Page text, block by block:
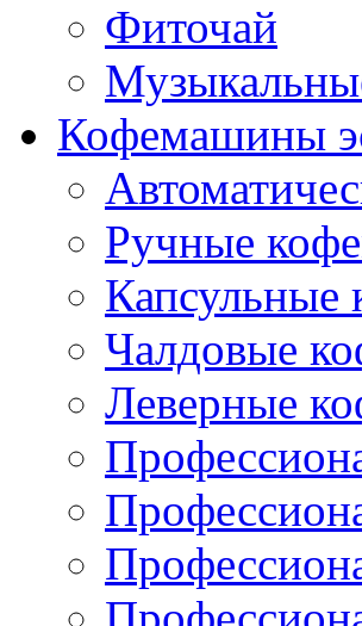
Фиточай
Кофемашины
Ручные
Чалдовые
Леверные